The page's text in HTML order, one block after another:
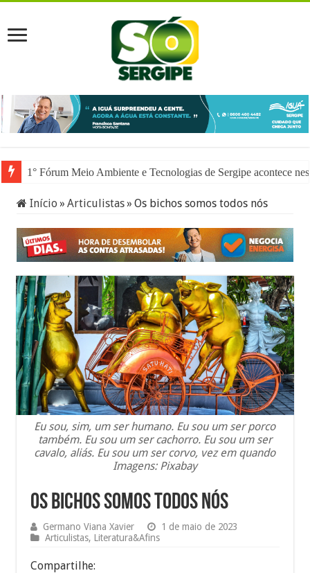
1° Fórum Meio Ambiente e Tecnologias de Sergipe acontece
Início » Articulistas» Os bichos somos todos nós
Eu sou, sim, um ser humano. Eu sou um ser porco
também. Eu sou um ser cachorro. Eu sou um ser
cavalo, aliás. Eu sou um ser corvo, vez em quando
Imagens: Pixabay
Os bichos somos todos nós
Germano Viana Xavier
1 de maio de 2023
Articulistas, Literatura&Afins
Compartilhe: